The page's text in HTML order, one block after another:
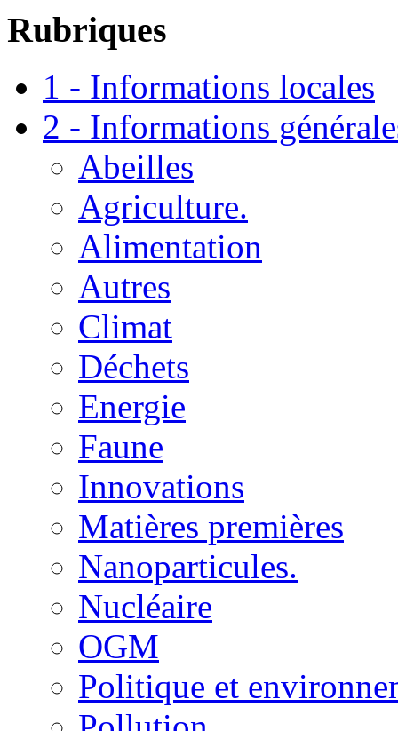
Rubriques
1 - Informations locales
2 - Informations
Abeilles
Agriculture.
Alimentation
Autres
Climat
Déchets
Energie
Faune
Innovations
Matières premières
Nanoparticules.
Nucléaire
OGM
Politique et